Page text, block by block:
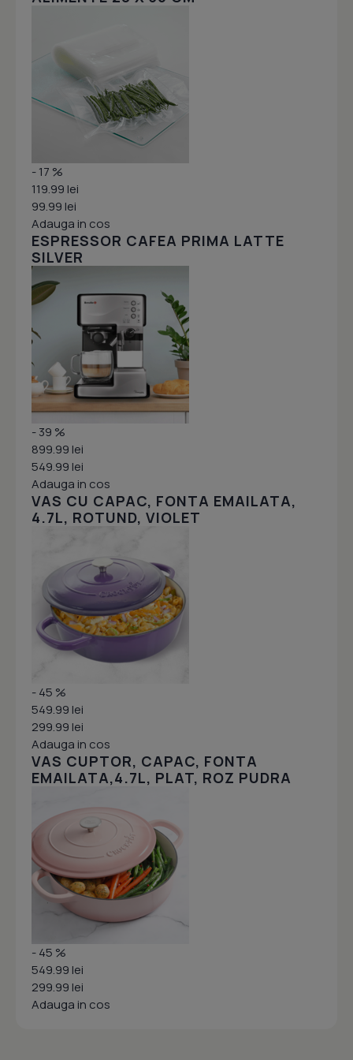
- 17 %
119.99 lei
99.99 lei
Adauga in cos
ESPRESSOR CAFEA PRIMA LATTE
SILVER
- 39 %
899.99 lei
549.99 lei
Adauga in cos
VAS CU CAPAC, FONTA EMAILATA,
4.7L, ROTUND, VIOLET
- 45 %
549.99 lei
299.99 lei
Adauga in cos
VAS CUPTOR, CAPAC, FONTA
EMAILATA,4.7L, PLAT, ROZ PUDRA
- 45 %
549.99 lei
299.99 lei
Adauga in cos